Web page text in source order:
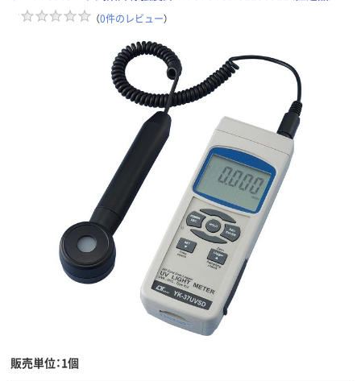
（0件のレビュー）
販売単位：1個